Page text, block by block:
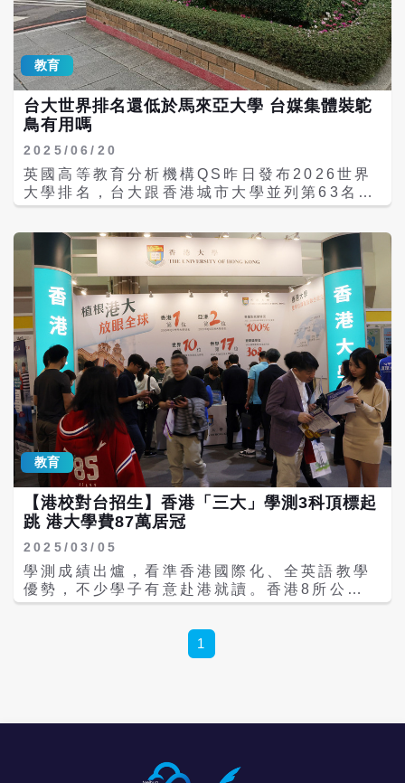
GSAT）成績申請入學，香港大學、香港中文
大學要求學測3科頂標；香港科技大學要求學
測總級分頂標；香港理工大學要求學測4科達
前15％（約頂標）；香港城市大學視各科系要
求，需1至4科學測頂標。 香港浸會大學需學
測4科成績；香港教育大學是英語以外3科均
標；香港嶺南大學接受學測成績。 另由於香港
標，且須通過全英語面試。若學測英文未達頂
標，也可用托福、雅思等成績代替。 值得一提
的是，港校通常接受台灣學生以學測成績申請
Subjects Test，AST）」成績，主要做為自
主招生時的優勢補充，而非如同學測成績般的
常規申請主軸。不過港大官網中明確提到，也
接受台生分科測驗成績。 香港8校學費又上調
8％至20％ 學費方面，2025年8所港校的非本
地生學費已經漲過一輪，2026年繼續上漲。其
中，香港大學STEM學院漲至24.9萬港幣、年
漲14.2％；非STEM學院漲至22.4萬港幣、年
漲13.1％。STEM學院包括牙科、工程、醫學
和科學學院、計算機與數據科學學院和創新學
院；非STEM學院包括建築學院、藝術學院、
商業與經濟學院、教育學院、法律學院和社會
科學學院。 香港科技大學從18.5萬港幣漲至
21.5萬港幣、年漲16.2％；香港中文大學從
17.8萬港幣漲至21.4萬港幣、年漲20.2％，
漲幅最大；香港理工大學從17.5萬港幣漲至20
萬港幣、年漲14.3％。 香港城市大學從17萬
港幣漲至19萬港幣，年漲11.8％；該校的獸醫
12％。 香港浸會大學從17.5萬港幣漲至19萬
港幣，年漲8.6％；香港教育大學從16.7萬港
從16萬港幣漲至17.5萬港幣，年漲9.4％。 獎
學金、住宿費、生活費 港校由於學費高昂，通
金（學費全免加上生活費）、學費全免、學費
港科技大學為例，校內宿舍（不含膳食、冷氣
教育
台大世界排名還低於馬來亞大學 台媒集體裝鴕
鳥有用嗎
2025/06/20
英國高等教育分析機構QS昨日發布2026世界
大學排名，台大跟香港城市大學並列第63名，
不過有9所陸校和港校排名都在台大前面。不
日本、新加坡，也低於新興的韓國，甚至低於
大馬的馬來亞大學（58，括弧內是名次，下
同）。 台媒只談台灣不看其他 奇怪的是，在
台灣媒體幾乎看不到上述新聞。鍵入「QS」做
為關鍵字，只會搜到「台大第63名創史上新
高」、「全台15校進入QS千名內」，或是進
入QS一千名的個別學校公關稿。 北京大學
（14）、北京清華大學（17）、上海復旦大學
（30）、上海交通大學（47）、浙江大學
（49），進了前50強，不好意思，台灣讀者是
看不到它們的排名的。香港8所公立大學有5所
搶進百大：香港大學（11）、香港中文大學
（32）、香港科技大學（44）、香港理工大學
（54）、香港城市大學（63），這意味著港校
已經完全走出2019年「反占中」事件陰影，
但，對此台媒也很少著墨。 台大排名創新高、
200強，固然可喜；但同時檢視其他訊息之
後，例如把同文同種的兩岸三地大學放在一
起，我們才會理解，台灣高教已經落後於陸、
港。 不只如此，台大的排名，放在東亞圈，也
不如日本（東京大學36、京都大學57）和新加
坡（新加坡國立大學8、南洋理工大學12），
落後於韓國（首爾大學32、延世大學50、高麗
的原因主要是學術聲譽、雇主聲譽以及師均論
教育
【港校對台招生】香港「三大」學測3科頂標起
跳 港大學費87萬居冠
2025/03/05
學測成績出爐，看準香港國際化、全英語教學
優勢，不少學子有意赴港就讀。香港8所公立
大學都接受台灣學子以學測成績申請入學，據
港大學、香港中文大學、香港科技大學的學測
成績要求都是3科頂標起跳；學費則以香港大
Test）成績申請入學，香港大學、香港中文大
1